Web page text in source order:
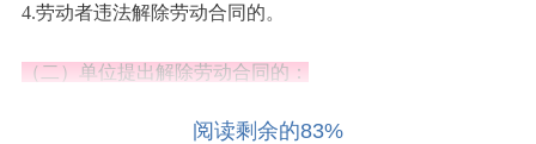
4.劳动者违法解除劳动合同的。
（二） 单位提出解除劳动合同的：
5.劳动者在试用期间被证明不符合录用条件的;
阅读剩余的83%